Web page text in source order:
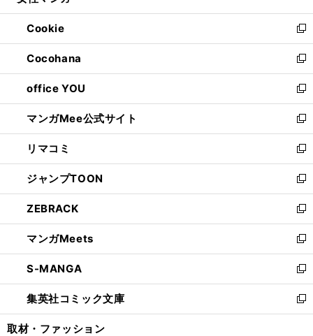
開
く
ウ
で
開
く
ン
ド
ウ
で
開
く
ウ
ィ
ン
ド
ウ
で
開
く
Cookie
新
し
い
ウ
ィ
ン
ド
ウ
で
開
く
Cocohana
新
し
い
ウ
ィ
ン
ド
ウ
で
開
く
office YOU
新
し
い
ウ
ィ
ン
ド
ウ
で
開
く
マンガMee公式サイト
新
し
い
ウ
ィ
ン
ド
ウ
で
開
く
リマコミ
新
し
い
ウ
ィ
ン
ド
ウ
で
開
く
ジャンプTOON
新
し
い
ウ
ィ
ン
ド
ウ
で
開
ZEBRACK
新
し
い
ウ
ィ
ン
ド
ウ
マンガMeets
新
し
い
ウ
ィ
ン
S-MANGA
新
し
い
ウ
集英社コミック文庫
新
し
取材・ファッション